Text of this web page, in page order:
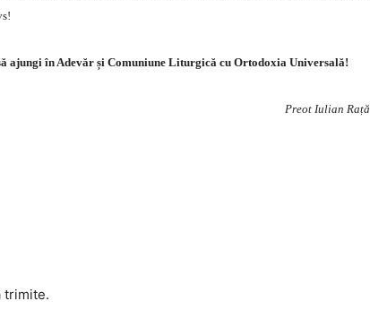
ajungi în Adevăr și Comuniune Liturgică cu Ortodoxia Universală!
Preot Iulian Rață
trimite.